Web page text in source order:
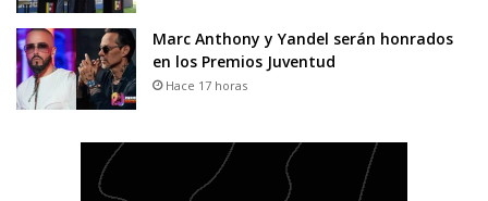
Marc Anthony y Yandel serán honrados
en los Premios Juventud
Hace 17 horas